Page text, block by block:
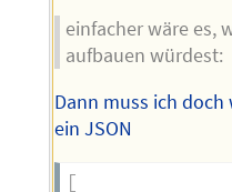
einfacher wäre es,
aufbauen würdest:
Dann muss ich
ein JSON
[